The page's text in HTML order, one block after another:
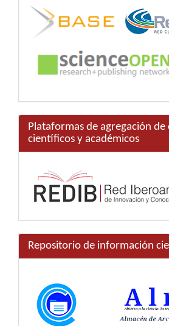
Plataformas de agregación
científicos y académicos
Repositorio de información